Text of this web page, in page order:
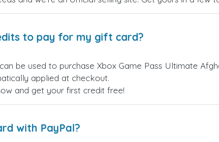
to pay for my gift card?
be used to purchase Xbox Game Pass Ultimate
applied at checkout.
and get your first credit free!
with PayPal?